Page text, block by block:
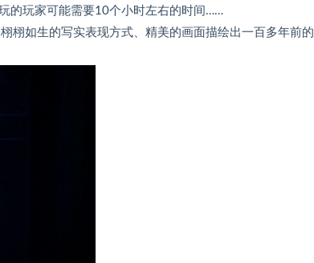
的玩家可能需要10个小时左右的时间……
栩如生的写实表现方式、精美的画面描绘出一百多年前的